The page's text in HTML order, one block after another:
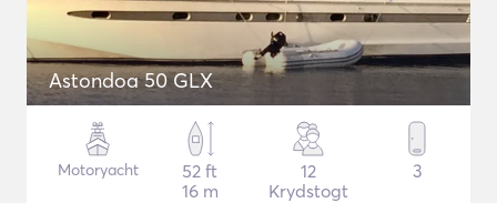
Astondoa 50 GLX
Motoryacht
52 ft
16 m
12
Krydstogt
3